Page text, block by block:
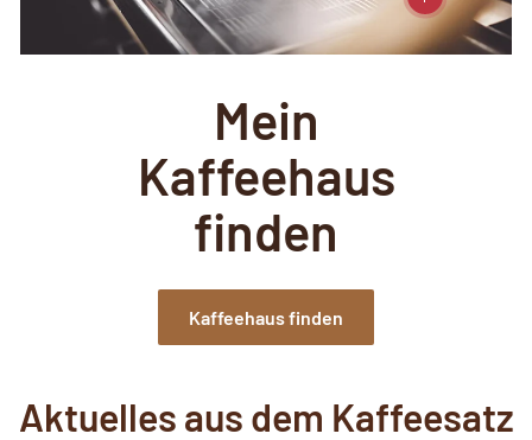
Mein
Kaffeehaus
finden
Kaffeehaus finden
Aktuelles aus dem Kaffeesatz